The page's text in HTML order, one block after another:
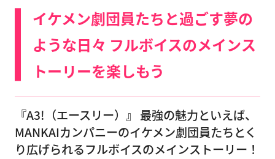
イケメン劇団員たちと過ごす夢の
ような日々 フルボイスのメインス
トーリーを楽しもう
『A3!（エースリー）』 最強の魅力といえば、
MANKAIカンパニーのイケメン劇団員たちとく
り広げられるフルボイスのメインストーリー！